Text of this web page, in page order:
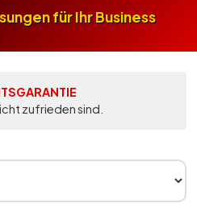
für Ihr Business
zufrieden sind.